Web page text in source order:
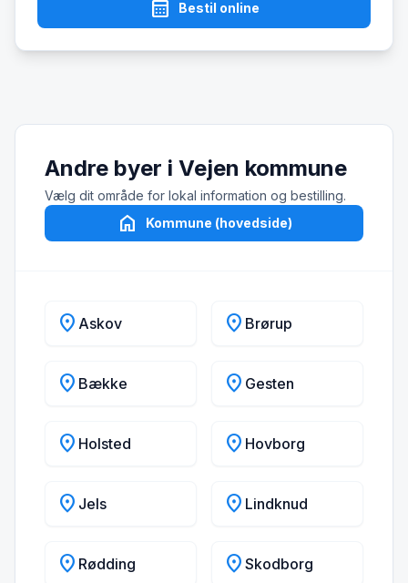
calendar_month Bestil online
Andre byer i Vejen kommune
Vælg dit område for lokal information og bestilling.
home Kommune (hovedside)
location_on Askov location_on Brørup
location_on Bække location_on Gesten
location_on Holsted location_on Hovborg
location_on Jels location_on Lindknud
location_on Rødding location_on Skodborg